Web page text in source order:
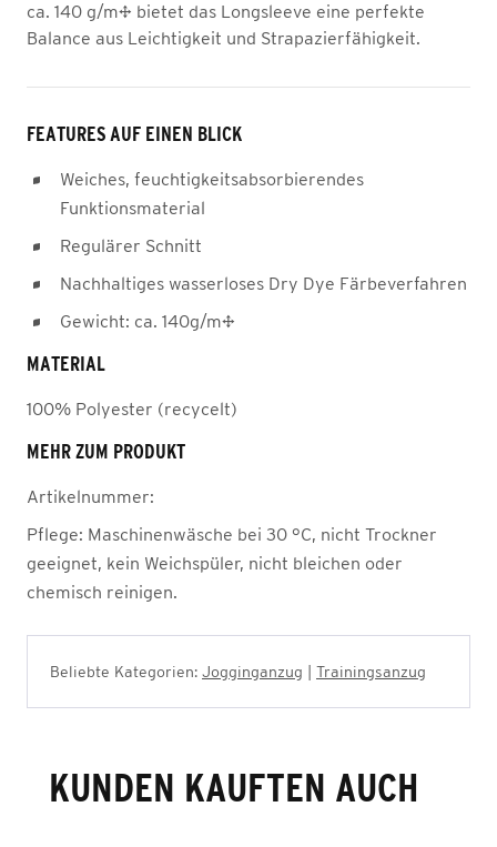
ca. 140 g/m² bietet das Longsleeve eine perfekte
Balance aus Leichtigkeit und Strapazierfähigkeit.
FEATURES AUF EINEN BLICK
Weiches, feuchtigkeitsabsorbierendes
Funktionsmaterial
Regulärer Schnitt
Nachhaltiges wasserloses Dry Dye Färbeverfahren
Gewicht: ca. 140g/m²
MATERIAL
100% Polyester (recycelt)
MEHR ZUM PRODUKT
Artikelnummer:
Pflege: Maschinenwäsche bei 30 °C, nicht Trockner
geeignet, kein Weichspüler, nicht bleichen oder
chemisch reinigen.
Beliebte Kategorien: Jogginganzug Trainingsanzug
KUNDEN KAUFTEN AUCH